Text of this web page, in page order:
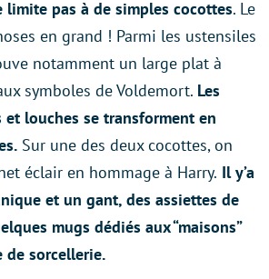
limite pas à de simples cocottes. Le
en grand ! Parmi les ustensiles
notamment un large plat à
symboles de Voldemort. Les
louches se transforment en
Sur une des deux cocottes, on
éclair en hommage à Harry. Il y’a
et un gant, des assiettes de
mugs dédiés aux “maisons”
de sorcellerie.